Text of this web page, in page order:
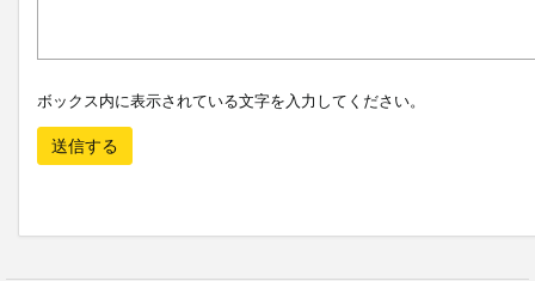
ボックス内に表示されている文字を入力してください。
送信する